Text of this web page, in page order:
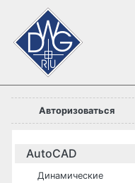
Авторизоваться
AutoCAD
Динамические